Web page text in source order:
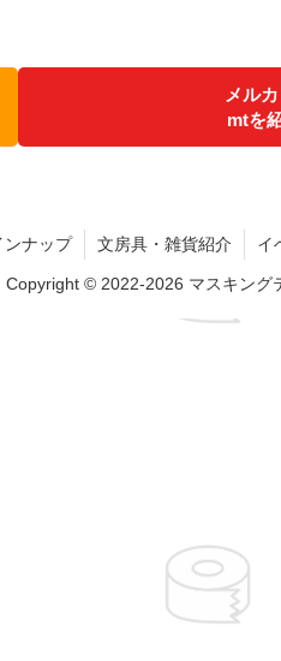
メル
mtを
ナップ 文房具・雑貨紹介 イ
Copyright © 2022-2026 マスキング